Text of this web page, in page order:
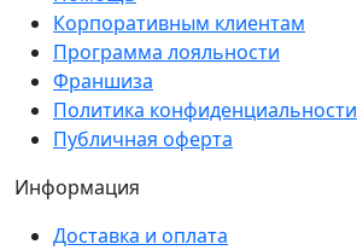
Корпоративным клиентам
Программа лояльности
Франшиза
Политика конфиденциальности
Публичная оферта
Информация
Доставка и оплата